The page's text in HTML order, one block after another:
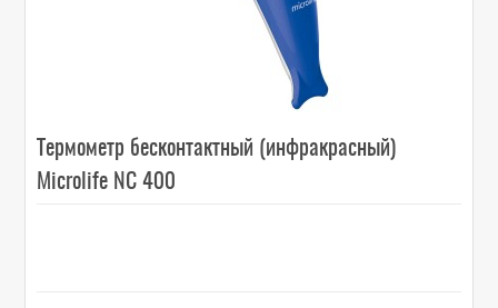
Термометр бесконтактный (инфракрасный)
Microlife NC 400